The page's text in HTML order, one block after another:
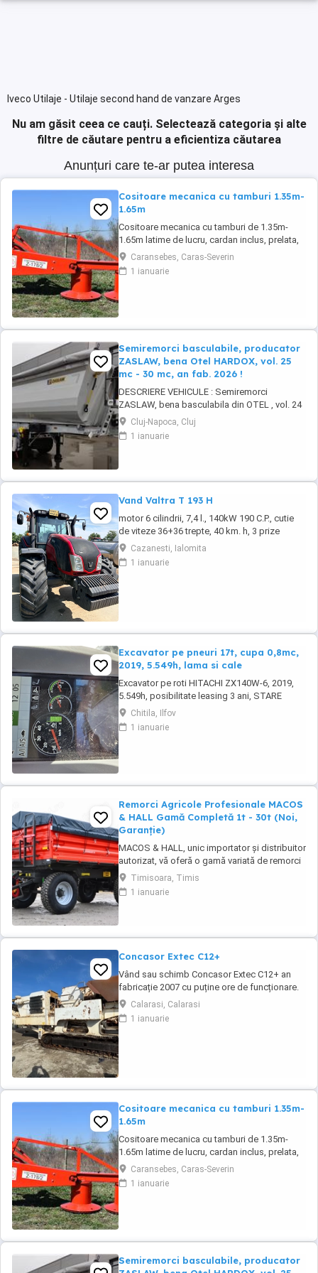
Iveco Utilaje - Utilaje second hand de vanzare Arges
Nu am găsit ceea ce cauți. Selectează categoria și alte
filtre de căutare pentru a eficientiza căutarea
Anunțuri care te-ar putea interesa
Cositoare mecanica cu tamburi 1.35m-
1.65m
Cositoare mecanica cu tamburi de 1.35m-
1.65m latime de lucru, cardan inclus, prelata,
cheie de cutite Transport in toate judetele
Caransebes, Caras-Severin
1 ianuarie
Semiremorci basculabile, producator
ZASLAW, bena Otel HARDOX, vol. 25
mc - 30 mc, an fab. 2026 !
DESCRIERE VEHICULE : Semiremorci
ZASLAW, bena basculabila din OTEL , vol. 24
mc - 30 mc, (stoc nou 2026 sau in fabricatie
ZASLAW) . DETALII: - Semiremorci
basculabile pe 3 axe, bena constructie din
Polonia ...
Cluj-Napoca, Cluj
1 ianuarie
Vand Valtra T 193 H
motor 6 cilindrii, 7,4 l., 140kW 190 C.P., cutie
de viteze 36+36 trepte, 40 km. h, 3 prize
hidraulice, 650 65 r 42 spate, 540 65 r 30,
6.240 ore, an 2013, TVA inclus în preț.
Cazanesti, Ialomita
1 ianuarie
Excavator pe pneuri 17t, cupa 0,8mc,
2019, 5.549h, lama si cale
Excavator pe roti HITACHI ZX140W-6, 2019,
5.549h, posibilitate leasing 3 ani, STARE
FOARTE BUNA. Se poate vedea si proba in
Chitila , sos de Centura Bucuresti la UTIROM
INVEST SRL
Chitila, Ilfov
1 ianuarie
Remorci Agricole Profesionale MACOS
& HALL Gamă Completă 1t - 30t (Noi,
Garanție)
MACOS & HALL, unic importator și distribuitor
autorizat, vă oferă o gamă variată de remorci
agricole și tehnologice, special concepute
pentru a răspunde nevoilor fermierilor
moderni. Toate produsele noastre sunt
în exploatare. Gama ...
Timisoara, Timis
1 ianuarie
Concasor Extec C12+
Vând sau schimb Concasor Extec C12+ an
fabricație 2007 cu puține ore de funcționare.
Calarasi, Calarasi
1 ianuarie
Cositoare mecanica cu tamburi 1.35m-
1.65m
Cositoare mecanica cu tamburi de 1.35m-
1.65m latime de lucru, cardan inclus, prelata,
cheie de cutite Transport in toate judetele
Caransebes, Caras-Severin
1 ianuarie
Semiremorci basculabile, producator